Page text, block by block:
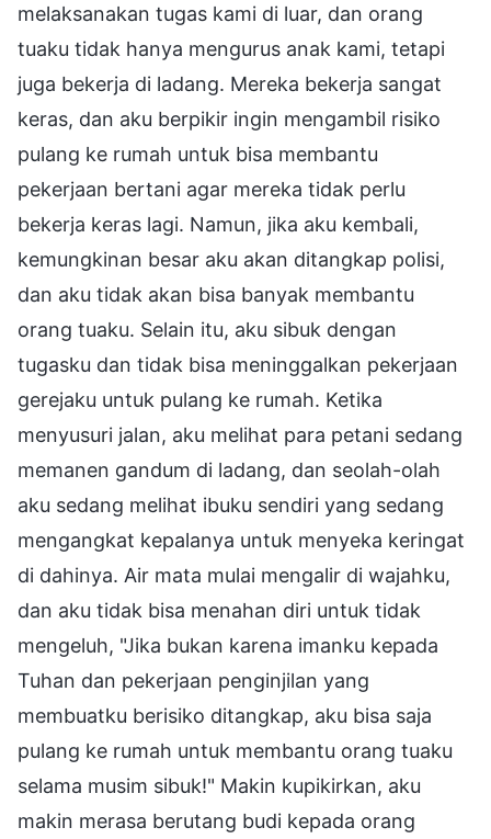
melaksanakan tugas kami di luar, dan orang
tuaku tidak hanya mengurus anak kami, tetapi
juga bekerja di ladang. Mereka bekerja sangat
keras, dan aku berpikir ingin mengambil risiko
pulang ke rumah untuk bisa membantu
pekerjaan bertani agar mereka tidak perlu
bekerja keras lagi. Namun, jika aku kembali,
kemungkinan besar aku akan ditangkap polisi,
dan aku tidak akan bisa banyak membantu
orang tuaku. Selain itu, aku sibuk dengan
tugasku dan tidak bisa meninggalkan pekerjaan
gerejaku untuk pulang ke rumah. Ketika
menyusuri jalan, aku melihat para petani sedang
memanen gandum di ladang, dan seolah-olah
aku sedang melihat ibuku sendiri yang sedang
mengangkat kepalanya untuk menyeka keringat
di dahinya. Air mata mulai mengalir di wajahku,
dan aku tidak bisa menahan diri untuk tidak
mengeluh, "Jika bukan karena imanku kepada
Tuhan dan pekerjaan penginjilan yang
membuatku berisiko ditangkap, aku bisa saja
pulang ke rumah untuk membantu orang tuaku
selama musim sibuk!" Makin kupikirkan, aku
makin merasa berutang budi kepada orang